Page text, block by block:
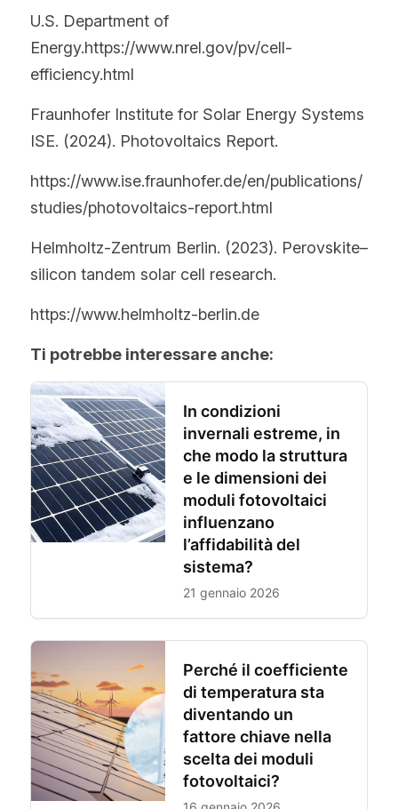
U.S. Department of
Energy.https://www.nrel.gov/pv/cell-
efficiency.html
Fraunhofer Institute for Solar Energy Systems
ISE. (2024). Photovoltaics Report.
https://www.ise.fraunhofer.de/en/publications/
studies/photovoltaics-report.html
Helmholtz-Zentrum Berlin. (2023). Perovskite–
silicon tandem solar cell research.
https://www.helmholtz-berlin.de
Ti potrebbe interessare anche: